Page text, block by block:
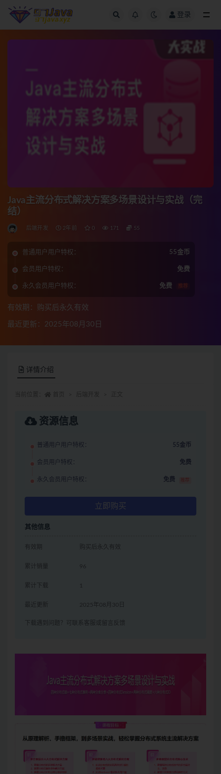
登录
Java主流分布式解决方案多场景设计与实战（完
结）
后端开发 2年前 0 171 55
普通用户用户特权： 55金币
会员用户特权： 免费
永久会员用户特权： 免费 推荐
有效期：购买后永久有效
最近更新：2025年08月30日
详情介绍
资源信息
普通用户用户特权： 55金币
会员用户特权： 免费
永久会员用户特权： 免费 推荐
立即购买
其他信息
有效期 购买后永久有效
累计销量 96
累计下载 1
最近更新 2025年08月30日
下载遇到问题？可联系客服或留言反馈